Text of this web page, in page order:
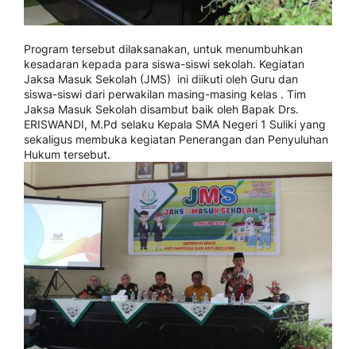
Program tersebut dilaksanakan, untuk menumbuhkan
kesadaran kepada para siswa-siswi sekolah. Kegiatan
Jaksa Masuk Sekolah (JMS) ini diikuti oleh Guru dan
siswa-siswi dari perwakilan masing-masing kelas . Tim
Jaksa Masuk Sekolah disambut baik oleh Bapak Drs.
ERISWANDI, M.Pd selaku Kepala SMA Negeri 1 Suliki yang
sekaligus membuka kegiatan Penerangan dan Penyuluhan
Hukum tersebut.